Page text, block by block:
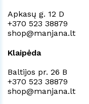
Apkasų g. 12 D
+370 523 38879
shop@manjana.lt
Klaipėda
Baltijos pr. 26 B
+370 523 38879
shop@manjana.lt